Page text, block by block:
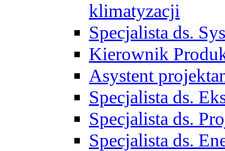
klimatyzacji
Specjalista ds.
Kierownik
Asystent
Specjalista ds.
Specjalista ds.
Specjalista ds.